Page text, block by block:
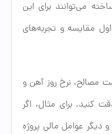
می‌توانند برای این
مقایسه و تجربه‌های
مصالح، نرخ روز آهن و
کنید. برای مثال، اگر
و دیگر عوامل مالی پروژه